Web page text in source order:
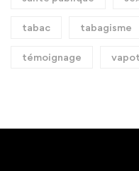
tabac tabagisme
témoignage